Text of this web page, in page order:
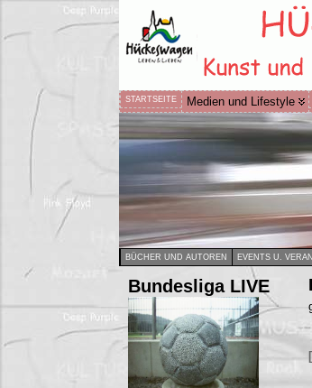
STARTSEITE Medien und Lifestyle
BÜCHER UND AUTOREN EVENTS U.
Bundesliga LIVE